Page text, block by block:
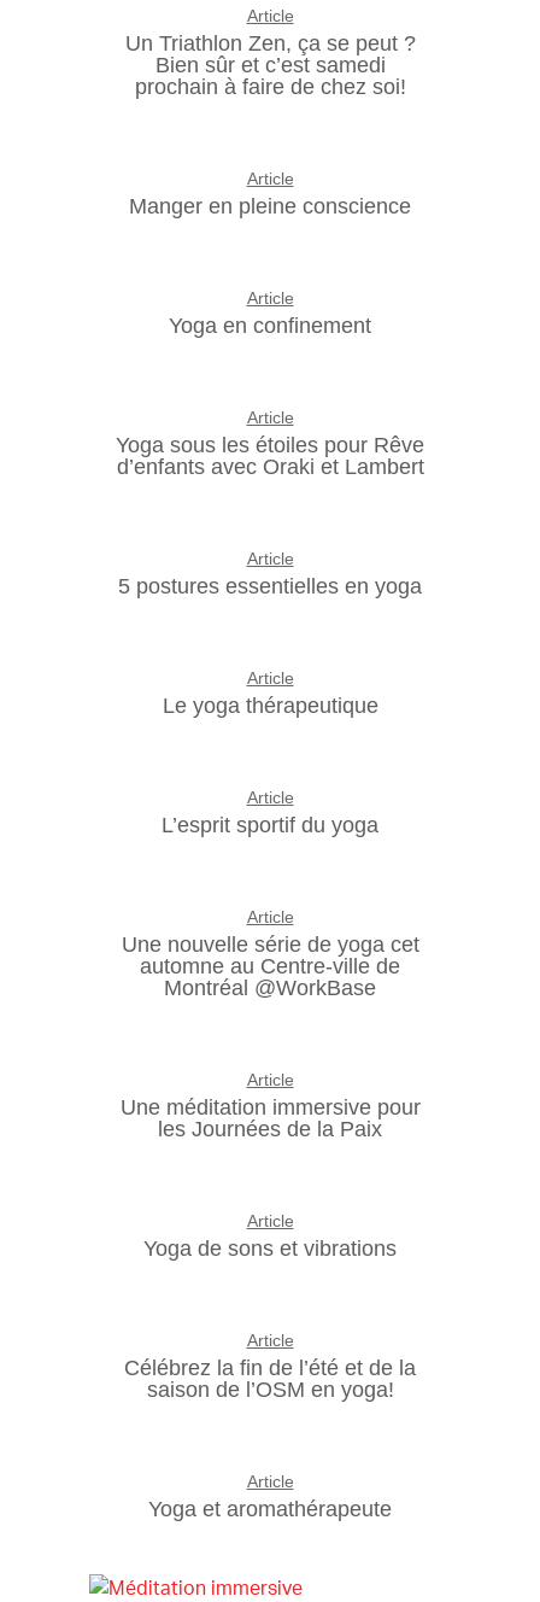
Article
Un Triathlon Zen, ça se peut ?
Bien sûr et c’est samedi
prochain à faire de chez soi!
Article
Manger en pleine conscience
Article
Yoga en confinement
Article
Yoga sous les étoiles pour Rêve
d’enfants avec Oraki et Lambert
Article
5 postures essentielles en yoga
Article
Le yoga thérapeutique
Article
L’esprit sportif du yoga
Article
Une nouvelle série de yoga cet
automne au Centre-ville de
Montréal @WorkBase
Article
Une méditation immersive pour
les Journées de la Paix
Article
Yoga de sons et vibrations
Article
Célébrez la fin de l’été et de la
saison de l’OSM en yoga!
Article
Yoga et aromathérapeute